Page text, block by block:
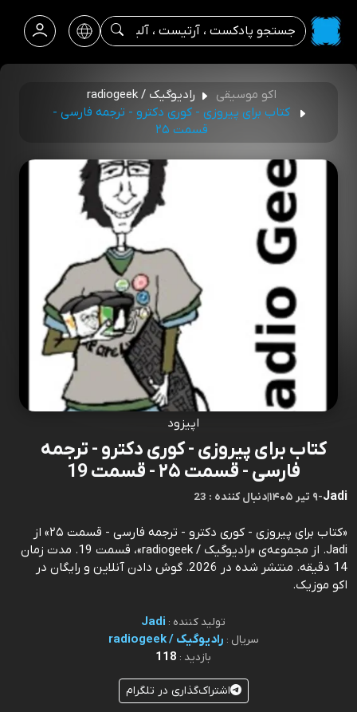
اکو موسیقی
رادیوگیک / radiogeek
کتاب برای پیروزی - کوری دکترو - ترجمه فارسی -
قسمت ۲۵
اپیزود
کتاب برای پیروزی - کوری دکترو - ترجمه
فارسی - قسمت ۲۵ - قسمت 19
Jadi
-۹ تیر ۱۴۰۵ |23 : دنبال کننده
«کتاب برای پیروزی - کوری دکترو - ترجمه فارسی - قسمت ۲۵» از
Jadi. از مجموعه‌ی «رادیوگیک / radiogeek»، قسمت 19. مدت زمان
14 دقیقه. منتشر شده در 2026. گوش دادن آنلاین و رایگان در
اکو موزیک.
تولید کننده : Jadi
سریال : رادیوگیک / radiogeek
بازدید : 118
اشتراک‌گذاری در تلگرام